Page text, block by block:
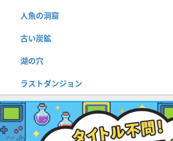
人魚の洞窟
古い炭鉱
湖の穴
ラストダンジョン